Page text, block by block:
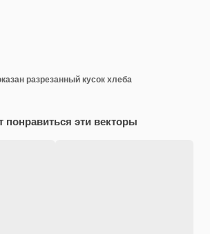
разрезанный кусок хлеба
понравиться эти векторы